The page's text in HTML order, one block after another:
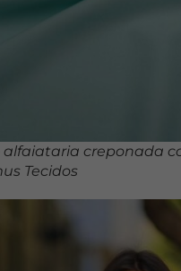
alfaiataria creponada
Tecidos